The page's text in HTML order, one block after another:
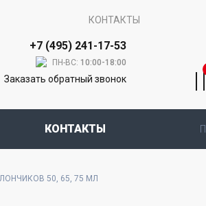
КОНТАКТЫ
+7 (495) 241-17-53
ПН-ВС:10:00-18:00
Заказать обратный звонок
КОНТАКТЫ
50, 65, 75 МЛ